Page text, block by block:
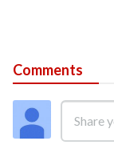
Comments